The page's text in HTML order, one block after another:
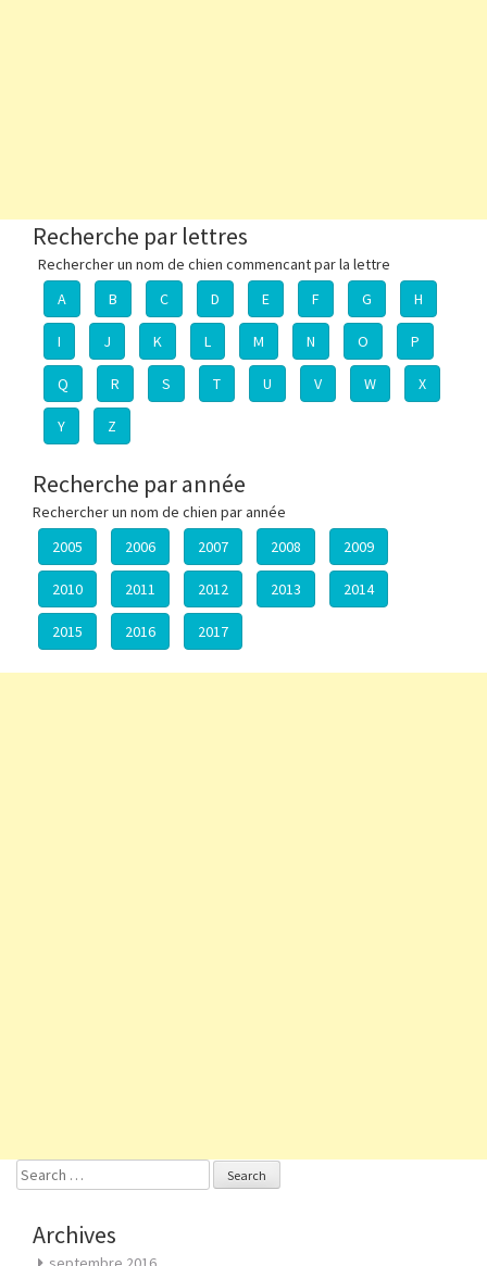
Recherche par lettres
Rechercher un nom de chien commencant par la lettre
A
B C D E F G H
I J K L M N O P
Q R S T U V W X
Y Z
Recherche par année
Rechercher un nom de chien par année
2005
2006 2007 2008 2009
2010 2011 2012 2013 2014
2015 2016 2017
Search
Archives